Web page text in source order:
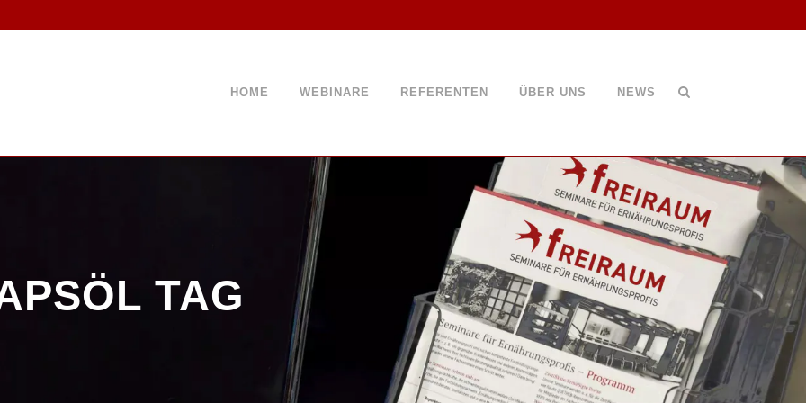
HOME WEBINARE REFERENTEN ÜBER UNS NEWS
TAG